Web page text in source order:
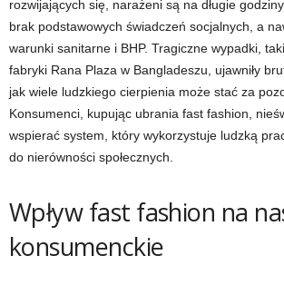
rozwijających się, narażeni są na długie
brak podstawowych świadczeń socjalnych, a
warunki sanitarne i BHP. Tragiczne wypadki,
fabryki Rana Plaza w Bangladeszu, ujawniły
jak wiele ludzkiego cierpienia może stać za
Konsumenci, kupując ubrania fast fashion,
wspierać system, który wykorzystuje ludzką
do nierówności społecznych.
Wpływ fast fashion na
konsumenckie